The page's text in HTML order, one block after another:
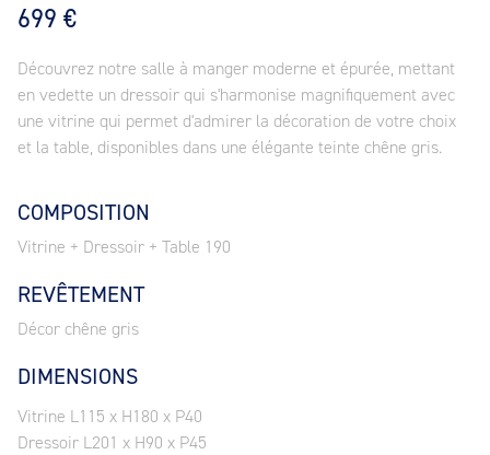
699 €
Découvrez notre salle à manger moderne et épurée, mettant
en vedette un dressoir qui s'harmonise magnifiquement avec
une vitrine qui permet d'admirer la décoration de votre choix
et la table, disponibles dans une élégante teinte chêne gris.
COMPOSITION
Vitrine + Dressoir + Table 190
REVÊTEMENT
Décor chêne gris
DIMENSIONS
Vitrine L115 x H180 x P40
Dressoir L201 x H90 x P45